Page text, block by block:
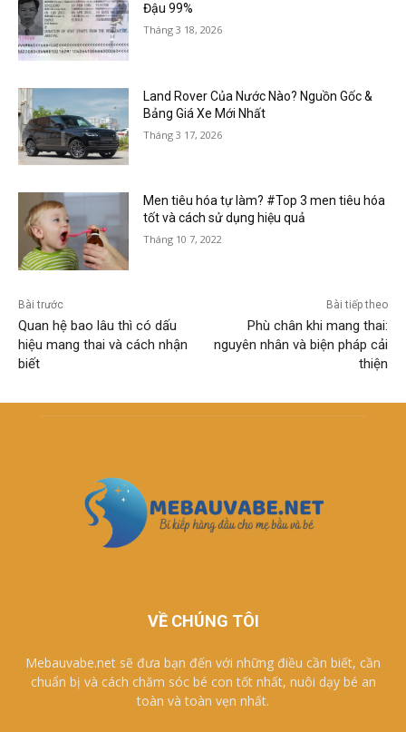
Đậu 99%
Tháng 3 18, 2026
Land Rover Của Nước Nào? Nguồn Gốc &
Bảng Giá Xe Mới Nhất
Tháng 3 17, 2026
Men tiêu hóa tự làm? #Top 3 men tiêu hóa
tốt và cách sử dụng hiệu quả
Tháng 10 7, 2022
Bài trước
Quan hệ bao lâu thì có dấu
hiệu mang thai và cách nhận
biết
Bài tiếp theo
Phù chân khi mang thai:
nguyên nhân và biện pháp cải
thiện
VỀ CHÚNG TÔI
Mebauvabe.net sẽ đưa bạn đến với những điều cần biết, cần
chuẩn bị và cách chăm sóc bé con tốt nhất, nuôi dạy bé an
toàn và toàn vẹn nhất.